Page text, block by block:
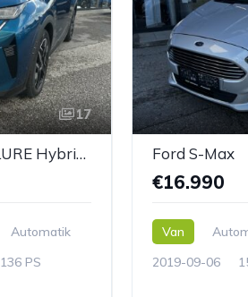
17
PEUGEOT 3008 ALLURE Hybrid 136 e-DCS6
Automatik
136 PS
Ford S-Max
€16.990
Van
2019-09-06